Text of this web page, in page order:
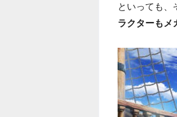
といっても、
ラクターもメ